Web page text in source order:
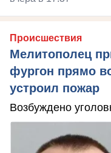
Происшествия
Мелитополец
фургон прямо
устроил пожар
Возбуждено